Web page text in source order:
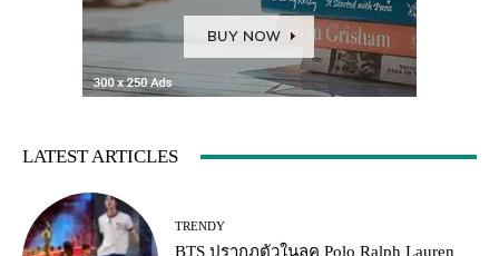
LATEST ARTICLES
TRENDY
BTS ปรากฏตัวในลุค Polo Ralph Lauren